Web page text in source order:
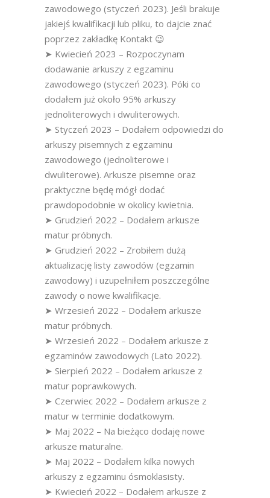
zawodowego (styczeń 2023). Jeśli brakuje
jakiejś kwalifikacji lub pliku, to dajcie znać
poprzez zakładkę Kontakt 😉
➤ Kwiecień 2023 – Rozpoczynam
dodawanie arkuszy z egzaminu
zawodowego (styczeń 2023). Póki co
dodałem już około 95% arkuszy
jednoliterowych i dwuliterowych.
➤ Styczeń 2023 – Dodałem odpowiedzi do
arkuszy pisemnych z egzaminu
zawodowego (jednoliterowe i
dwuliterowe). Arkusze pisemne oraz
praktyczne będę mógł dodać
prawdopodobnie w okolicy kwietnia.
➤ Grudzień 2022 – Dodałem arkusze
matur próbnych.
➤ Grudzień 2022 – Zrobiłem dużą
aktualizację listy zawodów (egzamin
zawodowy) i uzupełniłem poszczególne
zawody o nowe kwalifikacje.
➤ Wrzesień 2022 – Dodałem arkusze
matur próbnych.
➤ Wrzesień 2022 – Dodałem arkusze z
egzaminów zawodowych (Lato 2022).
➤ Sierpień 2022 – Dodałem arkusze z
matur poprawkowych.
➤ Czerwiec 2022 – Dodałem arkusze z
matur w terminie dodatkowym.
➤ Maj 2022 – Na bieżąco dodaję nowe
arkusze maturalne.
➤ Maj 2022 – Dodałem kilka nowych
arkuszy z egzaminu ósmoklasisty.
➤ Kwiecień 2022 – Dodałem arkusze z